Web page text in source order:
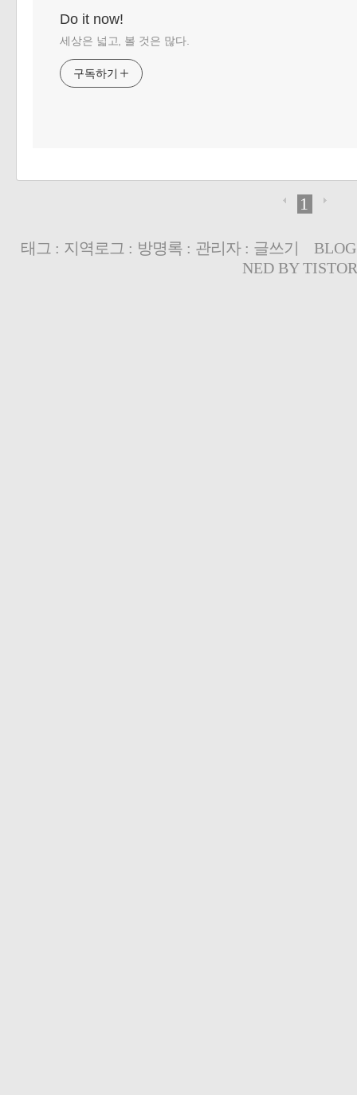
Do it now!
세상은 넓고, 볼 것은 많다.
구독하기
1
태그 : 지역로그 : 방명록: 관리자: 글쓰기
NED BY